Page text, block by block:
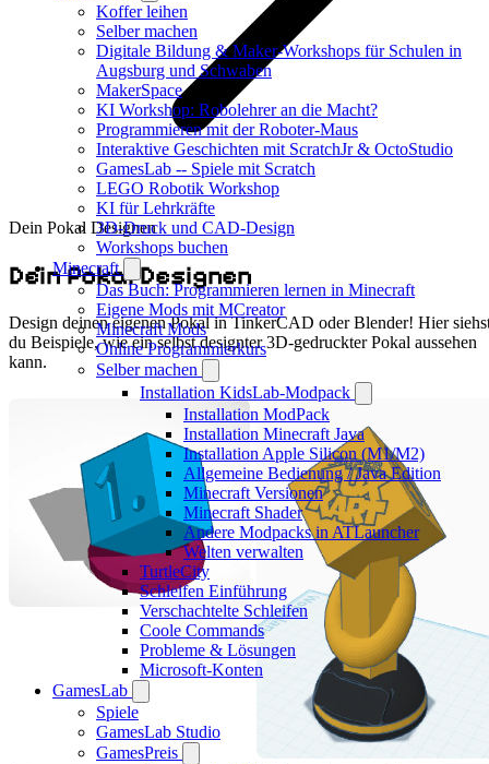
Koffer leihen
Selber machen
Digitale Bildung & Maker-Workshops für Schulen in
Augsburg und Schwaben
MakerSpace
KI Workshop: Robolehrer an die Macht?
Programmieren mit der Roboter-Maus
Interaktive Geschichten mit ScratchJr & OctoStudio
GamesLab -- Spiele mit Scratch
LEGO Robotik Workshop
KI für Lehrkräfte
3D-Druck und CAD-Design
Workshops buchen
Minecraft
Das Buch: Programmieren lernen in Minecraft
Eigene Mods mit MCreator
Minecraft Mods
Online Programmierkurs
Selber machen
Installation KidsLab-Modpack
Installation ModPack
Installation Minecraft Java
Installation Apple Silicon (M1/M2)
Allgemeine Bedienung / Java Edition
Minecraft Versionen
Minecraft Shader
Andere Modpacks in ATLauncher
Welten verwalten
TurtleCity
Schleifen Einführung
Verschachtelte Schleifen
Coole Commands
Probleme & Lösungen
Microsoft-Konten
GamesLab
Spiele
GamesLab Studio
GamesPreis
Dein Pokal Designen
Dein Pokal Designen
Design deinen eigenen Pokal in TinkerCAD oder Blender! Hier
du Beispiele, wie ein selbst designter 3D-gedruckter Pokal aussehen
kann.